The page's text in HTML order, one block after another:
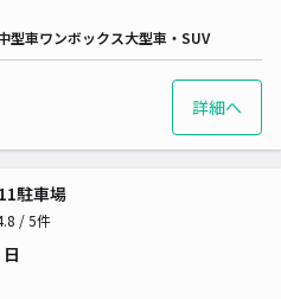
型車ワンボックス大型車・SUV
詳細へ
駐車場
/ 5件